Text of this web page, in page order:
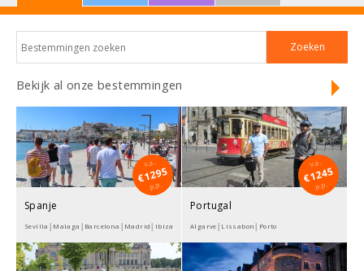
Bekijk al onze bestemmingen
v.a.
€1295
p.p.
Spanje
Sevilla│Malaga│Barcelona│Madrid│Ibiza│Valencia│Granada
v.a.
€1245
p.p.
Portugal
Algarve│Lissabon│Porto